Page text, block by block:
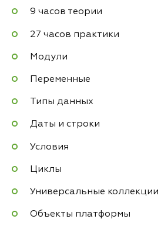
9 часов теории
27 часов практики
Модули
Переменные
Типы данных
Даты и строки
Условия
Циклы
Универсальные коллекции
Объекты платформы